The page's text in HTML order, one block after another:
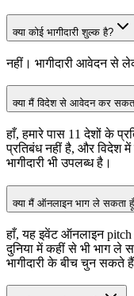
क्या कोई भागीदारी शुल्क है?
नहीं। भागीदारी आवेदन से
क्या मैं विदेश से आवेदन कर
हाँ, हमारे पास 11 देशों के
प्रतिबंध नहीं है, और विदेश
भागीदारी भी उपलब्ध है।
क्या मैं ऑनलाइन भाग ले सकता
हाँ, यह इवेंट ऑनलाइन
दुनिया में कहीं से भी भाग
भागीदारी के बीच चुन सकते